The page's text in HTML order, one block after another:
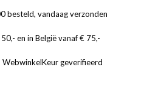
besteld, vandaag verzonden
en in België vanaf € 75,-
WebwinkelKeur geverifieerd